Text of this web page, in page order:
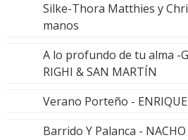
Silke-Thora Matthies y
manos
A lo profundo de tu alma -
RIGHI & SAN MARTÍN
Verano Porteño - ENRIQUE
Barrido Y Palanca -